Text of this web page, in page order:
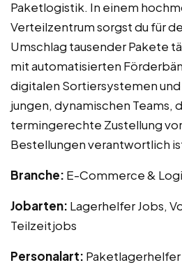
Paketlogistik. In einem
Verteilzentrum sorgst du für
Umschlag tausender Pakete
mit automatisierten
digitalen Sortiersystemen und
jungen, dynamischen Teams,
termingerechte Zustellung
Bestellungen verantwortlich
Branche: E-Commerce &
Jobarten: Lagerhelfer Jobs,
Teilzeitjobs
Personalart: